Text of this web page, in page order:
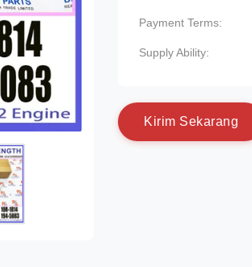
Payment Terms:
Supply Ability:
Kirim Sekarang